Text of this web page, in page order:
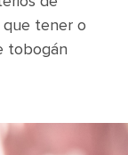
que tener o
tobogán